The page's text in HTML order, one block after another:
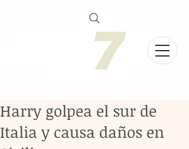
Harry golpea el sur de
Italia y causa daños en